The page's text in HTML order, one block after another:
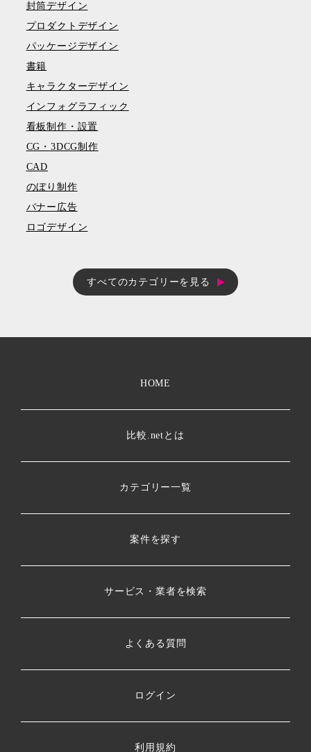
封筒デザイン
プロダクトデザイン
パッケージデザイン
書籍
キャラクターデザイン
インフォグラフィック
看板制作・設置
CG・3DCG制作
CAD
のぼり制作
バナー広告
ロゴデザイン
すべてのカテゴリーを見る
HOME
比較.netとは
カテゴリー一覧
案件を探す
サービス・業者を検索
よくある質問
ログイン
利用規約